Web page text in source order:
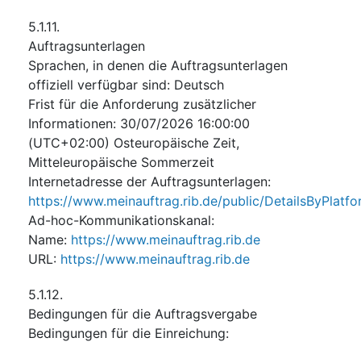
5.1.11.
Auftragsunterlagen
Sprachen, in denen die Auftragsunterlagen
offiziell verfügbar sind: Deutsch
Frist für die Anforderung zusätzlicher
Informationen: 30/07/2026 16:00:00
(UTC+02:00) Osteuropäische Zeit,
Mitteleuropäische Sommerzeit
Internetadresse der Auftragsunterlagen:
https://www.meinauftrag.rib.de/public/
Ad-hoc-Kommunikationskanal:
Name: https://www.meinauftrag.rib.de
URL: https://www.meinauftrag.rib.de
5.1.12.
Bedingungen für die Auftragsvergabe
Bedingungen für die Einreichung: